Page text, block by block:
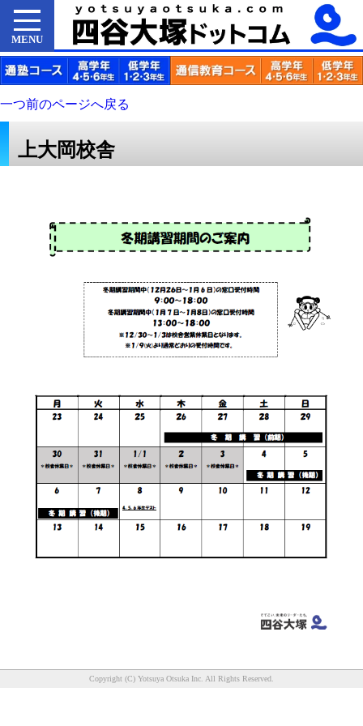
MENU
一つ前のページへ戻る
上大岡校舎
Copyright (C) Yotsuya Otsuka Inc. All Rights Reserved.